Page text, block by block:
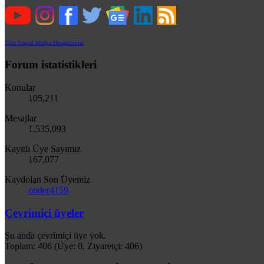
Tüm Sosyal Medya Hesaplarımız
Forum istatistikleri
Konular
105,211
Mesajlar
1,535,093
Kayıtlı Üye Sayımız
167,077
Kaydolan Son Üyemiz
onder4159
Çevrimiçi üyeler
Şu anda çevrimiçi üye yok.
Toplam: 406 (Üye: 0, Ziyaretçi: 406)